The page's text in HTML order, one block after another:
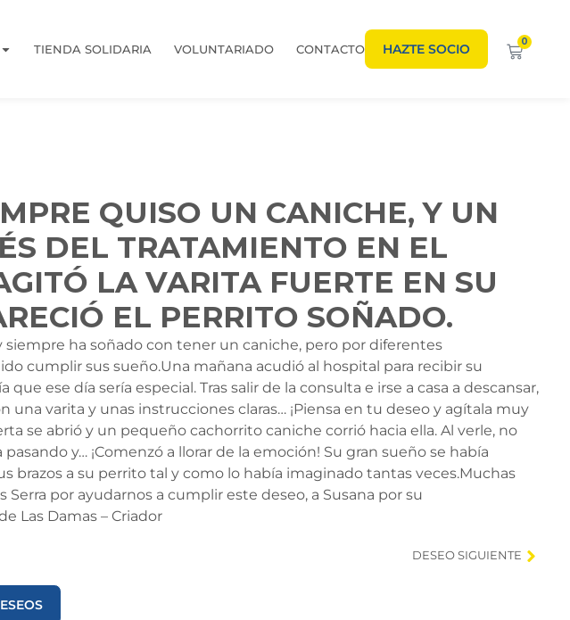
TIENDA SOLIDARIA VOLUNTARIADO CONTACTO HAZTE SOCIO 0
QUISO UN CANICHE, Y UN
DEL TRATAMIENTO EN EL
LA VARITA FUERTE EN SU
EL PERRITO SOÑADO.
siempre ha soñado con tener un caniche, pero por diferentes
cumplir sus sueño.Una mañana acudió al hospital para recibir su
ese día sería especial. Tras salir de la consulta e irse a casa a descansar,
una varita y unas instrucciones claras… ¡Piensa en tu deseo y agítala muy
se abrió y un pequeño cachorrito caniche corrió hacia ella. Al verle, no
y… ¡Comenzó a llorar de la emoción! Su gran sueño se había
brazos a su perrito tal y como lo había imaginado tantas veces.Muchas
Serra por ayudarnos a cumplir este deseo, a Susana por su
Las Damas – Criador
DESEO SIGUIENTE